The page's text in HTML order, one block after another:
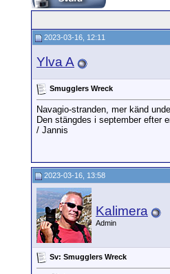
2023-03-16, 12:11
Ylva A
Smugglers Wreck
Navagio-stranden, mer känd
Den stängdes i september efter
/ Jannis
2023-03-16, 13:58
Kalimera
Admin
Sv: Smugglers Wreck